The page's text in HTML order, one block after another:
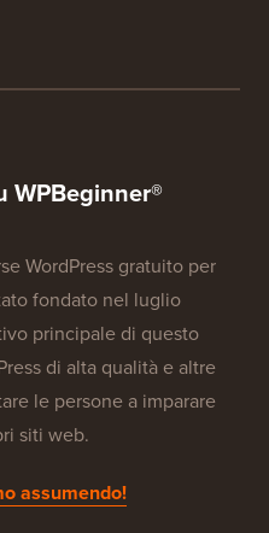
WPBeginner®
WordPress gratuito per
fondato nel luglio
principale di questo
di alta qualità e altre
le persone a imparare
siti web.
assumendo!